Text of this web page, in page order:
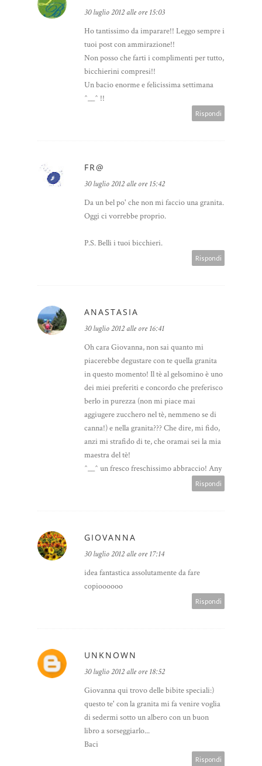
30 luglio 2012 alle ore 15:03
Ho tantissimo da imparare!! Leggo sempre i
tuoi post con ammirazione!!
Non posso che farti i complimenti per tutto,
bicchierini compresi!!
Un bacio enorme e felicissima settimana
^__^ !!
Rispondi
FR@
30 luglio 2012 alle ore 15:42
Da un bel po' che non mi faccio una granita.
Oggi ci vorrebbe proprio.
P.S. Belli i tuoi bicchieri.
Rispondi
ANASTASIA
30 luglio 2012 alle ore 16:41
Oh cara Giovanna, non sai quanto mi
piacerebbe degustare con te quella granita
in questo momento! Il tè al gelsomino è uno
dei miei preferiti e concordo che preferisco
berlo in purezza (non mi piace mai
aggiugere zucchero nel tè, nemmeno se di
canna!) e nella granita??? Che dire, mi fido,
anzi mi strafido di te, che oramai sei la mia
maestra del tè!
^__^ un fresco freschissimo abbraccio! Any
Rispondi
GIOVANNA
30 luglio 2012 alle ore 17:14
idea fantastica assolutamente da fare
copioooooo
Rispondi
UNKNOWN
30 luglio 2012 alle ore 18:52
Giovanna qui trovo delle bibite speciali:)
questo te' con la granita mi fa venire voglia
di sedermi sotto un albero con un buon
libro a sorseggiarlo...
Baci
Rispondi